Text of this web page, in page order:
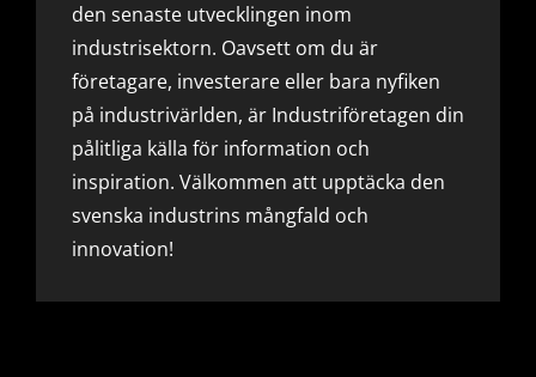
den senaste utvecklingen inom
industrisektorn. Oavsett om du är
företagare, investerare eller bara nyfiken
på industrivärlden, är Industriföretagen din
pålitliga källa för information och
inspiration. Välkommen att upptäcka den
svenska industrins mångfald och
innovation!